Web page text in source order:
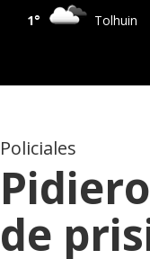
1° Tolhuin
Policiales
de